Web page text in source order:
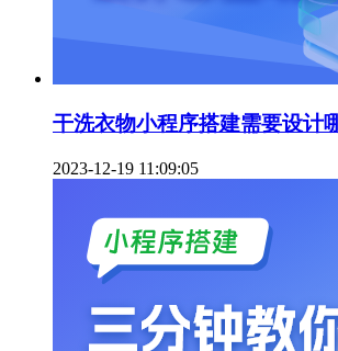
干洗衣物小程序搭建需要设计
2023-12-19 11:09:05